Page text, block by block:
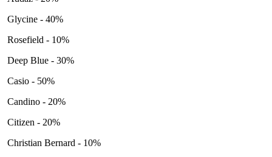
Glycine - 40%
Rosefield - 10%
Deep Blue - 30%
Casio - 50%
Candino - 20%
Citizen - 20%
Christian Bernard - 10%